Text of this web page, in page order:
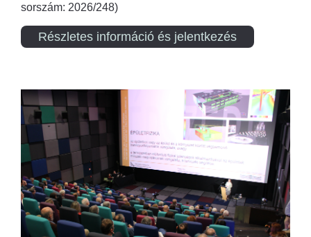
sorszám: 2026/248)
Részletes információ és jelentkezés